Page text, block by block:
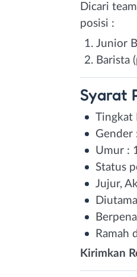
Dicari
posisi :
Junior
Barista
Syarat
Tingkat
Gender
Umur :
Status
Jujur,
Ramah
Kirimkan